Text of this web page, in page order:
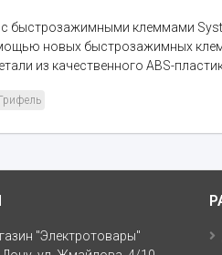
быстрозажимными клеммами
новых быстрозажимных
из качественного ABS-
Грифель
"Электротовары"